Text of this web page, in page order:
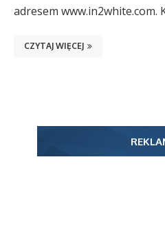
adresem www.in2white.com.
CZYTAJ WIĘCEJ